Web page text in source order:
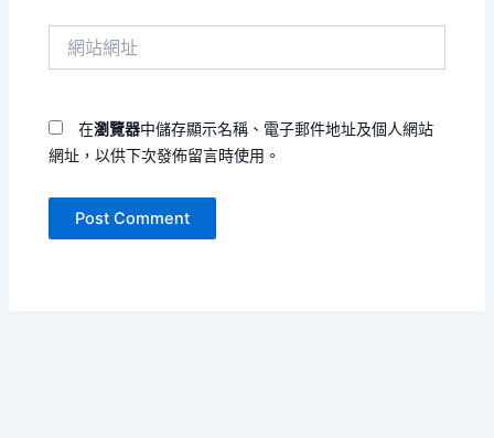
在瀏覽器中儲存顯示名稱、電子郵件地址及個人網站
網址，以供下次發佈留言時使用。